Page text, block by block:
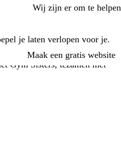
Wij zijn er om te helpen
je laten verlopen voor je.
Maak een gratis website